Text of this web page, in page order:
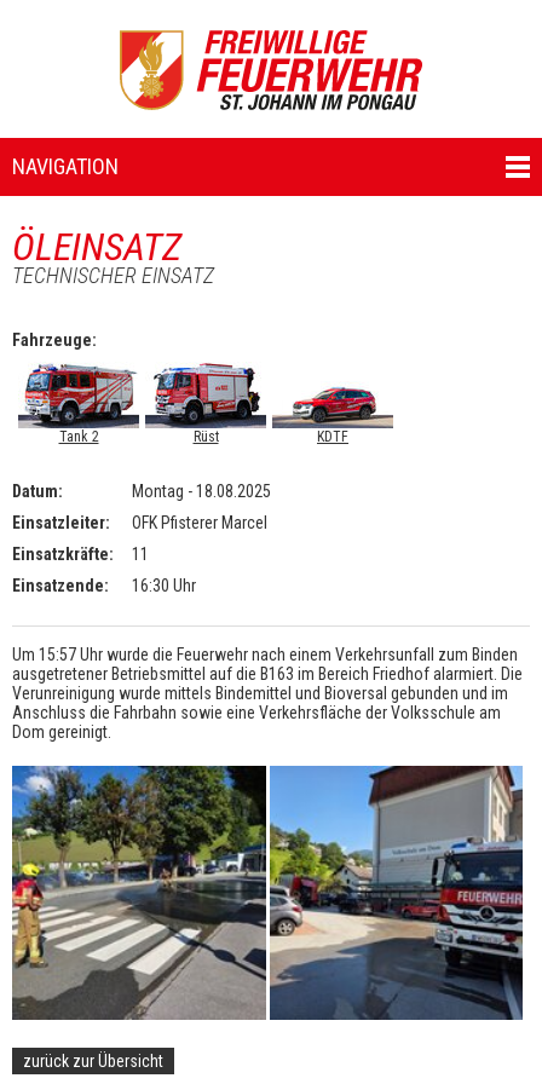
NAVIGATION
ÖLEINSATZ
TECHNISCHER EINSATZ
Fahrzeuge:
Tank 2 Rüst KDTF
Datum:
Montag - 18.08.2025
Einsatzleiter:
OFK Pfisterer Marcel
Einsatzkräfte:
11
Einsatzende:
16:30 Uhr
Um 15:57 Uhr wurde die Feuerwehr nach einem Verkehrsunfall zum Binden
ausgetretener Betriebsmittel auf die B163 im Bereich Friedhof alarmiert. Die
Verunreinigung wurde mittels Bindemittel und Bioversal gebunden und im
Anschluss die Fahrbahn sowie eine Verkehrsfläche der Volksschule am
Dom gereinigt.
zurück zur Übersicht